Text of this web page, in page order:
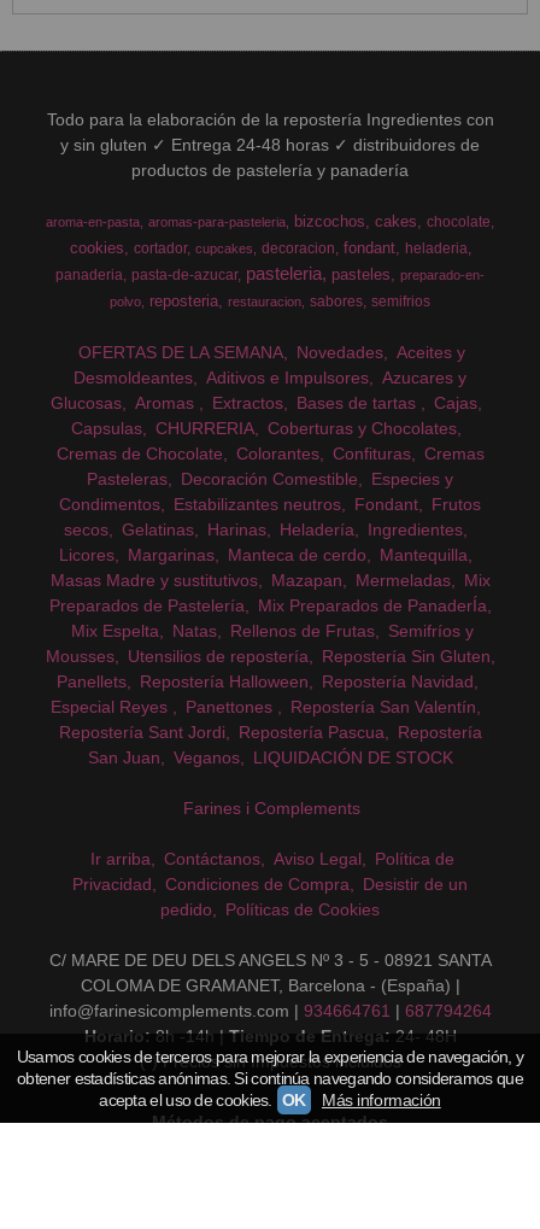
Todo para la elaboración de la repostería Ingredientes con
y sin gluten ✓ Entrega 24-48 horas ✓ distribuidores de
productos de pastelería y panadería
aroma-en-pasta aromas-para-pasteleria bizcochos cakes chocolate
cookies cortador cupcakes decoracion fondant
heladeria
panaderia pasta-de-azucar pasteleria pasteles
preparado-en-
polvo
reposteria restauracion sabores semifrios
OFERTAS DE LA SEMANA Novedades
Aceites y
Desmoldeantes
Aditivos e Impulsores
Azucares y
Glucosas
Aromas Extractos Bases de tartas
Cajas
Capsulas
CHURRERIA
Coberturas y Chocolates
Cremas de Chocolate
Colorantes Confituras
Cremas
Pasteleras
Decoración Comestible
Especies y
Condimentos
Estabilizantes neutros Fondant
Frutos
secos
Gelatinas Harinas Heladería
Ingredientes
Licores
Margarinas Manteca de cerdo
Mantequilla
Masas Madre y sustitutivos
Mazapan Mermeladas
Mix
Preparados de Pastelería
Mix Preparados de PanaderÍa
Mix Espelta
Natas Rellenos de Frutas
Semifríos y
Mousses
Utensilios de repostería
Repostería Sin Gluten
Panellets
Repostería Halloween
Repostería Navidad
Especial Reyes
Panettones
Repostería San Valentín
Repostería Sant Jordi
Repostería Pascua
Repostería
San Juan
Veganos LIQUIDACIÓN DE STOCK
Farines i Complements
Ir arriba Contáctanos Aviso Legal
Política de
Privacidad
Condiciones de Compra
Desistir de un
pedido
Políticas de Cookies
C/ MARE DE DEU DELS ANGELS Nº 3 - 5 - 08921 SANTA
COLOMA DE GRAMANET, Barcelona - (España) |
info@farinesicomplements.com | 934664761 | 687794264
Horario: 8h -14h | Tiempo de Entrega: 24- 48H
(*) Precios sin Impuestos incluidos
Métodos de pago aceptados
Usamos cookies de terceros para mejorar la experiencia de navegación, y
obtener estadísticas anónimas. Si continúa navegando consideramos que
acepta el uso de cookies.
OK Más información